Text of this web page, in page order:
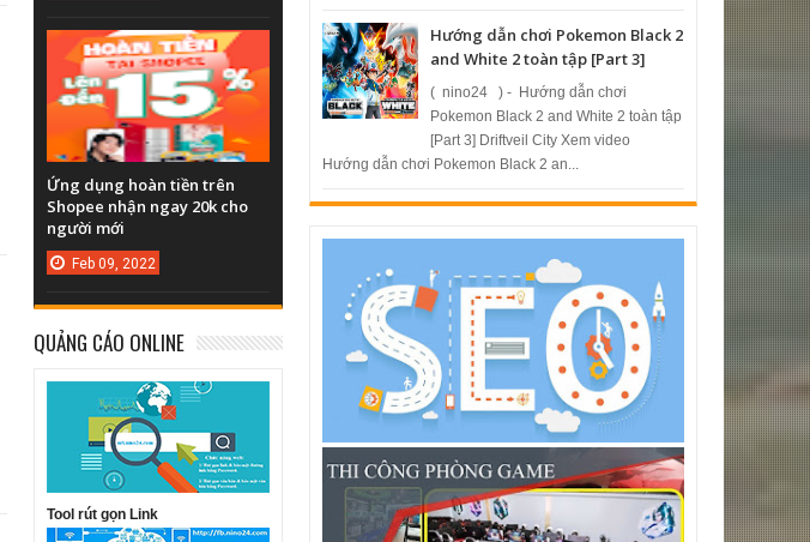
Hướng dẫn chơi Pokemon Black 2
and White 2 toàn tập [Part 3]
( nino24 ) - Hướng dẫn chơi
Pokemon Black 2 and White 2 toàn tập
[Part 3] Driftveil City Xem video
Hướng dẫn chơi Pokemon Black 2 an...
Ứng dụng hoàn tiền trên
Shopee nhận ngay 20k cho
người mới
Feb 09, 2022
QUẢNG CÁO ONLINE
Tool rút gọn Link